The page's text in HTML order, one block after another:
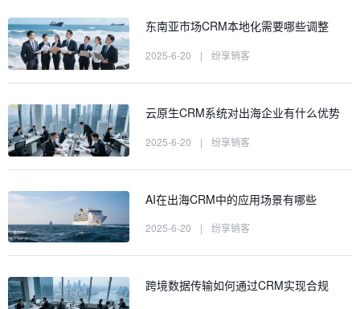
东南亚市场CRM本地化需要哪些调整
2025-6-20 | 纷享销客
云原生CRM系统对出海企业有什么优势
2025-6-20 | 纷享销客
AI在出海CRM中的应用场景有哪些
2025-6-20 | 纷享销客
跨境数据传输如何通过CRM实现合规